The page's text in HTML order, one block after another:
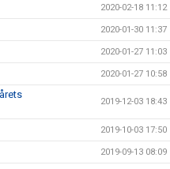
2020-02-18 11:12
2020-01-30 11:37
2020-01-27 11:03
2020-01-27 10:58
2019-12-03 18:43
2019-10-03 17:50
2019-09-13 08:09